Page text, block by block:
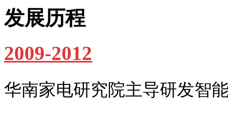
发展历程
2009-2012
华南家电研究院主导研发智